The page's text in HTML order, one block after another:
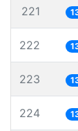
221
222
223
224